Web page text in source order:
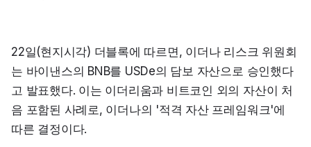
22일(현지시각) 더블록에 따르면, 이더나 리스크 위원회
는 바이낸스의 BNB를 USDe의 담보 자산으로 승인했다
고 발표했다. 이는 이더리움과 비트코인 외의 자산이 처
음 포함된 사례로, 이더나의 '적격 자산 프레임워크'에
따른 결정이다.